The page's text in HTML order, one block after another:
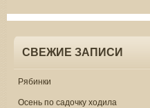
СВЕЖИЕ ЗАПИСИ
Рябинки
Осень по садочку ходила